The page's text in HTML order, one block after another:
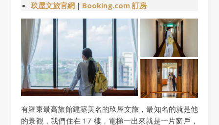
玖屋文旅官網 ｜ Booking.com 訂房
有羅東最高旅館建築美名的玖屋文旅，最知名的就是他
的景觀，我們住在 17 樓，電梯一出來就是一片窗戶，